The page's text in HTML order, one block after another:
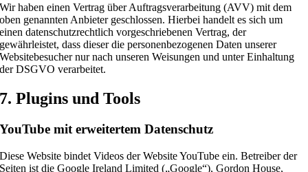
Wir haben einen Vertrag über Auftragsverarbeitung (AVV) mit dem
oben genannten Anbieter geschlossen. Hierbei handelt es sich um
einen datenschutzrechtlich vorgeschriebenen Vertrag, der
gewährleistet, dass dieser die personenbezogenen Daten unserer
Websitebesucher nur nach unseren Weisungen und unter Einhaltung
der DSGVO verarbeitet.
7. Plugins und Tools
YouTube mit erweitertem Datenschutz
Diese Website bindet Videos der Website YouTube ein. Betreiber der
Seiten ist die Google Ireland Limited („Google“), Gordon House,